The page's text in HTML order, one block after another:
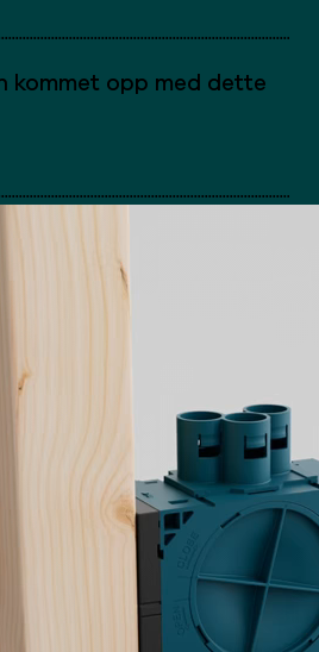
kommet opp med dette